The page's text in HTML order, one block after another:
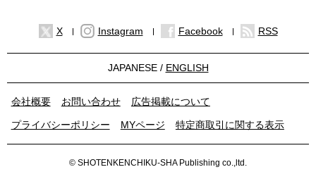
X Instagram Facebook RSS
JAPANESE / ENGLISH
会社概要 お問い合わせ 広告掲載について
プライバシーポリシー MYページ 特定商取引に関する表示
© SHOTENKENCHIKU-SHA Publishing co.,ltd.